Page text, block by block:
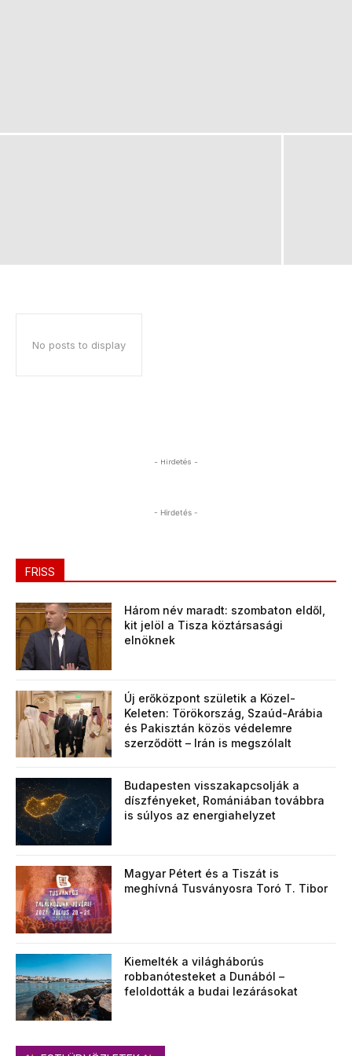
No posts to display
- Hirdetés -
- Hirdetés -
FRISS
Három név maradt: szombaton eldől,
kit jelöl a Tisza köztársasági
elnöknek
Új erőközpont születik a Közel-
Keleten: Törökország, Szaúd-Arábia
és Pakisztán közös védelemre
szerződött – Irán is megszólalt
Budapesten visszakapcsolják a
díszfényeket, Romániában továbbra
is súlyos az energiahelyzet
Magyar Pétert és a Tiszát is
meghívná Tusványosra Toró T. Tibor
Kiemelték a világháborús
robbanótesteket a Dunából –
feloldották a budai lezárásokat